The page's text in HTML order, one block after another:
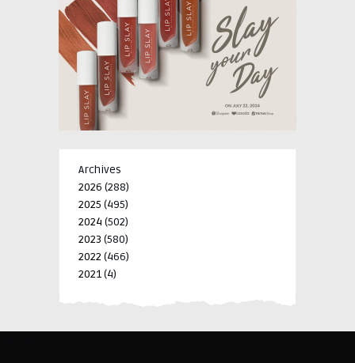
Archives
2026 (288)
2025 (495)
2024 (502)
2023 (580)
2022 (466)
2021(4)